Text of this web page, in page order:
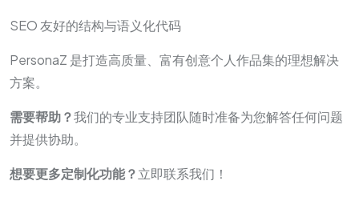
SEO 友好的结构与语义化代码
PersonaZ 是打造高质量、富有创意个人作品集的理想解决
方案。
需要帮助？我们的专业支持团队随时准备为您解答任何问题
并提供协助。
想要更多定制化功能？立即联系我们！